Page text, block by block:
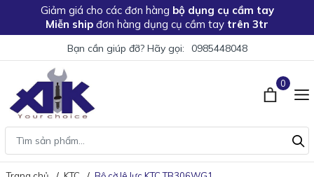
Giảm giá cho các đơn hàng bộ dụng cụ cầm tay
Miễn ship đơn hàng dụng cụ cầm tay trên 3tr
Bạn cần giúp đỡ? Hãy gọi: 0985448048
0